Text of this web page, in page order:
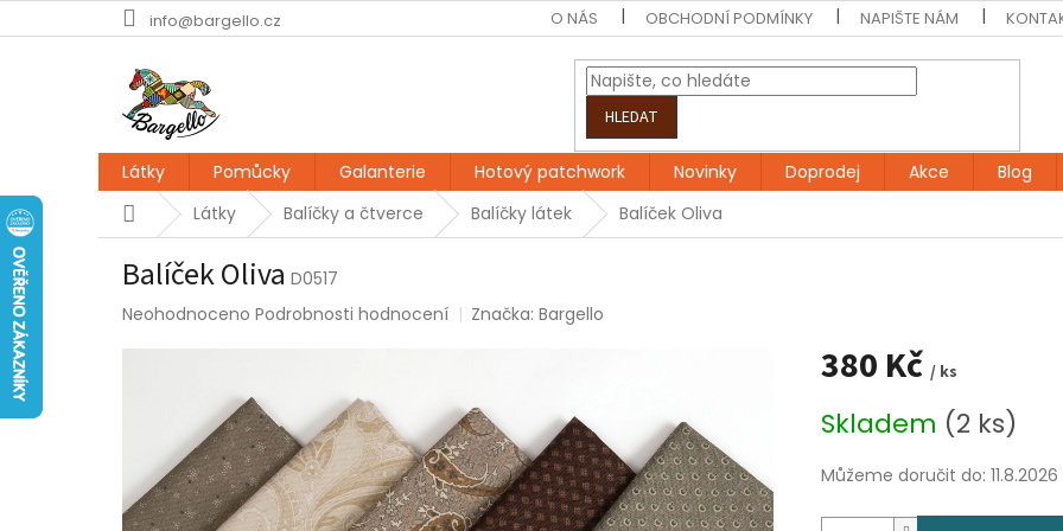
na
info@bargello.cz O NÁS OBCHODNÍ PODMÍNKY NAPIŠTE NÁM
HLEDAT
Látky Pomůcky Galanterie Hotový patchwork Novinky Doprodej Akce Blog
DomůLátky Balíčky a čtverce Balíčky látek Balíček Oliva
Balíček Oliva D0517
Průměrné
hvězdiček.
Neohodnoceno Podrobnosti hodnocení Značka:Bargello
380 Kč / ks
cena:
Skladem (2 ks)
Můžeme doručit do: 11.8.2026